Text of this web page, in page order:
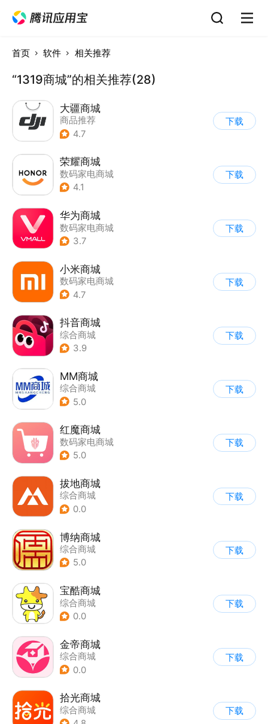
首页 软件 相关推荐
“1319商城”的相关推荐(28)
大疆商城
商品推荐
4.7
下载
荣耀商城
数码家电商城
4.1
下载
华为商城
数码家电商城
3.7
下载
小米商城
数码家电商城
4.7
下载
抖音商城
综合商城
3.9
下载
MM商城
综合商城
5.0
下载
红魔商城
数码家电商城
5.0
下载
拔地商城
综合商城
0.0
下载
博纳商城
综合商城
5.0
下载
宝酷商城
综合商城
0.0
下载
金帝商城
综合商城
0.0
下载
拾光商城
综合商城
下载